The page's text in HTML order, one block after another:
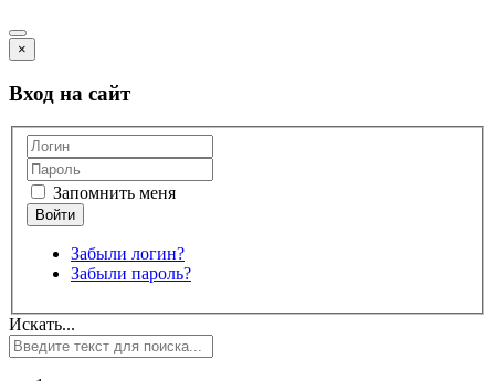
×
Вход на сайт
Запомнить меня
Забыли логин?
Забыли пароль?
Искать...